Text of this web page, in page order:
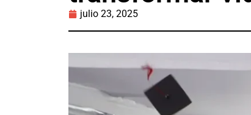
julio 23, 2025